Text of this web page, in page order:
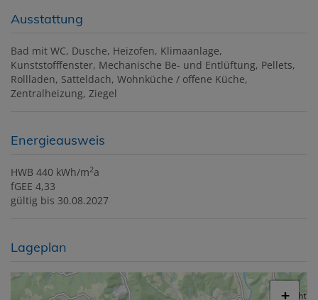
Ausstattung
Bad mit WC Dusche Heizofen Klimaanlage
Kunststofffenster Mechanische Be- und Entlüftung Pellets
Rollladen Satteldach Wohnküche / offene Küche
Zentralheizung Ziegel
Energieausweis
HWB 440 kWh/m2a
fGEE 4,33
gültig bis 30.08.2027
Lageplan
+